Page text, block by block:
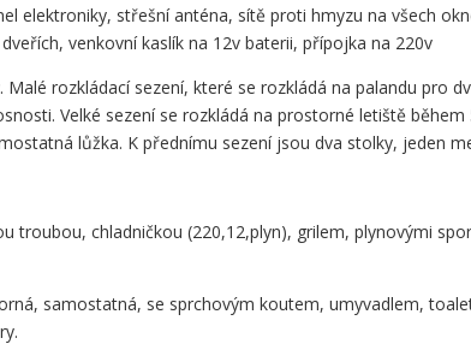
elektroniky, střešní anténa, sítě proti hmyzu na všech
venkovní kaslík na 12v baterii, přípojka na 220v
Malé rozkládací sezení, které se rozkládá na palandu pro
Velké sezení se rozkládá na prostorné letiště
lůžka. K přednímu sezení jsou dva stolky, jeden
troubou, chladničkou (220,12,plyn), grilem, plynovými
samostatná, se sprchovým koutem, umyvadlem,